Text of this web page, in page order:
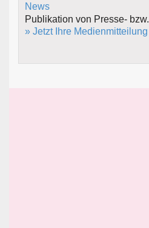
Publikation von Presse-
» Jetzt Ihre